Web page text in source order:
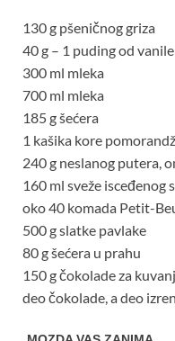
130 g pšeničnog griza
40 g – 1 puding od vanile
300 ml mleka
700 ml mleka
185 g šećera
1 kašika kore
240 g neslanog putera,
160 ml sveže isceđenog
oko 40 komada Petit-
500 g slatke pavlake
80 g šećera u prahu
150 g čokolade za
deo čokolade, a deo